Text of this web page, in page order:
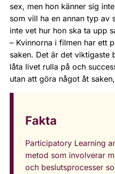
sex, men hon känner sig
som vill ha en annan typ av
inte vet hur hon ska ta upp
– Kvinnorna i filmen har ett
saken. Det är det viktigaste
låta livet rulla på och
utan att göra något åt
Fakta
Participatory Learning
metod som involverar
och beslutsprocesser